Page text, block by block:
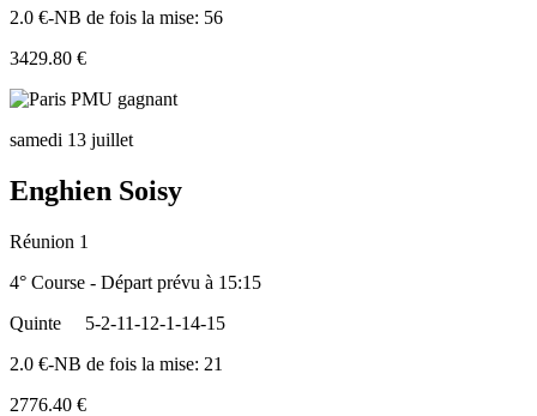
2.0 €-NB de fois la mise: 56
3429.80 €
samedi 13 juillet
Enghien Soisy
Réunion 1
4° Course - Départ prévu à 15:15
Quinte
5-2-11-12-1-14-15
2.0 €-NB de fois la mise: 21
2776.40 €